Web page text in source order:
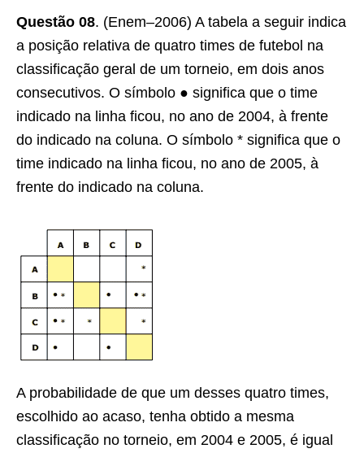
Questão 08. (Enem–2006) A tabela a seguir indica
a posição relativa de quatro times de futebol na
classificação geral de um torneio, em dois anos
consecutivos. O símbolo ● significa que o time
indicado na linha ficou, no ano de 2004, à frente
do indicado na coluna. O símbolo * significa que o
time indicado na linha ficou, no ano de 2005, à
frente do indicado na coluna.
A probabilidade de que um desses quatro times,
escolhido ao acaso, tenha obtido a mesma
classificação no torneio, em 2004 e 2005, é igual